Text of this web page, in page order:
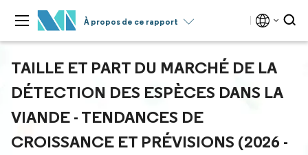
À propos de ce rapport
TAILLE ET PART DU MARCHÉ DE LA
DÉTECTION DES ESPÈCES DANS LA
VIANDE - TENDANCES DE
CROISSANCE ET PRÉVISIONS (2026 -